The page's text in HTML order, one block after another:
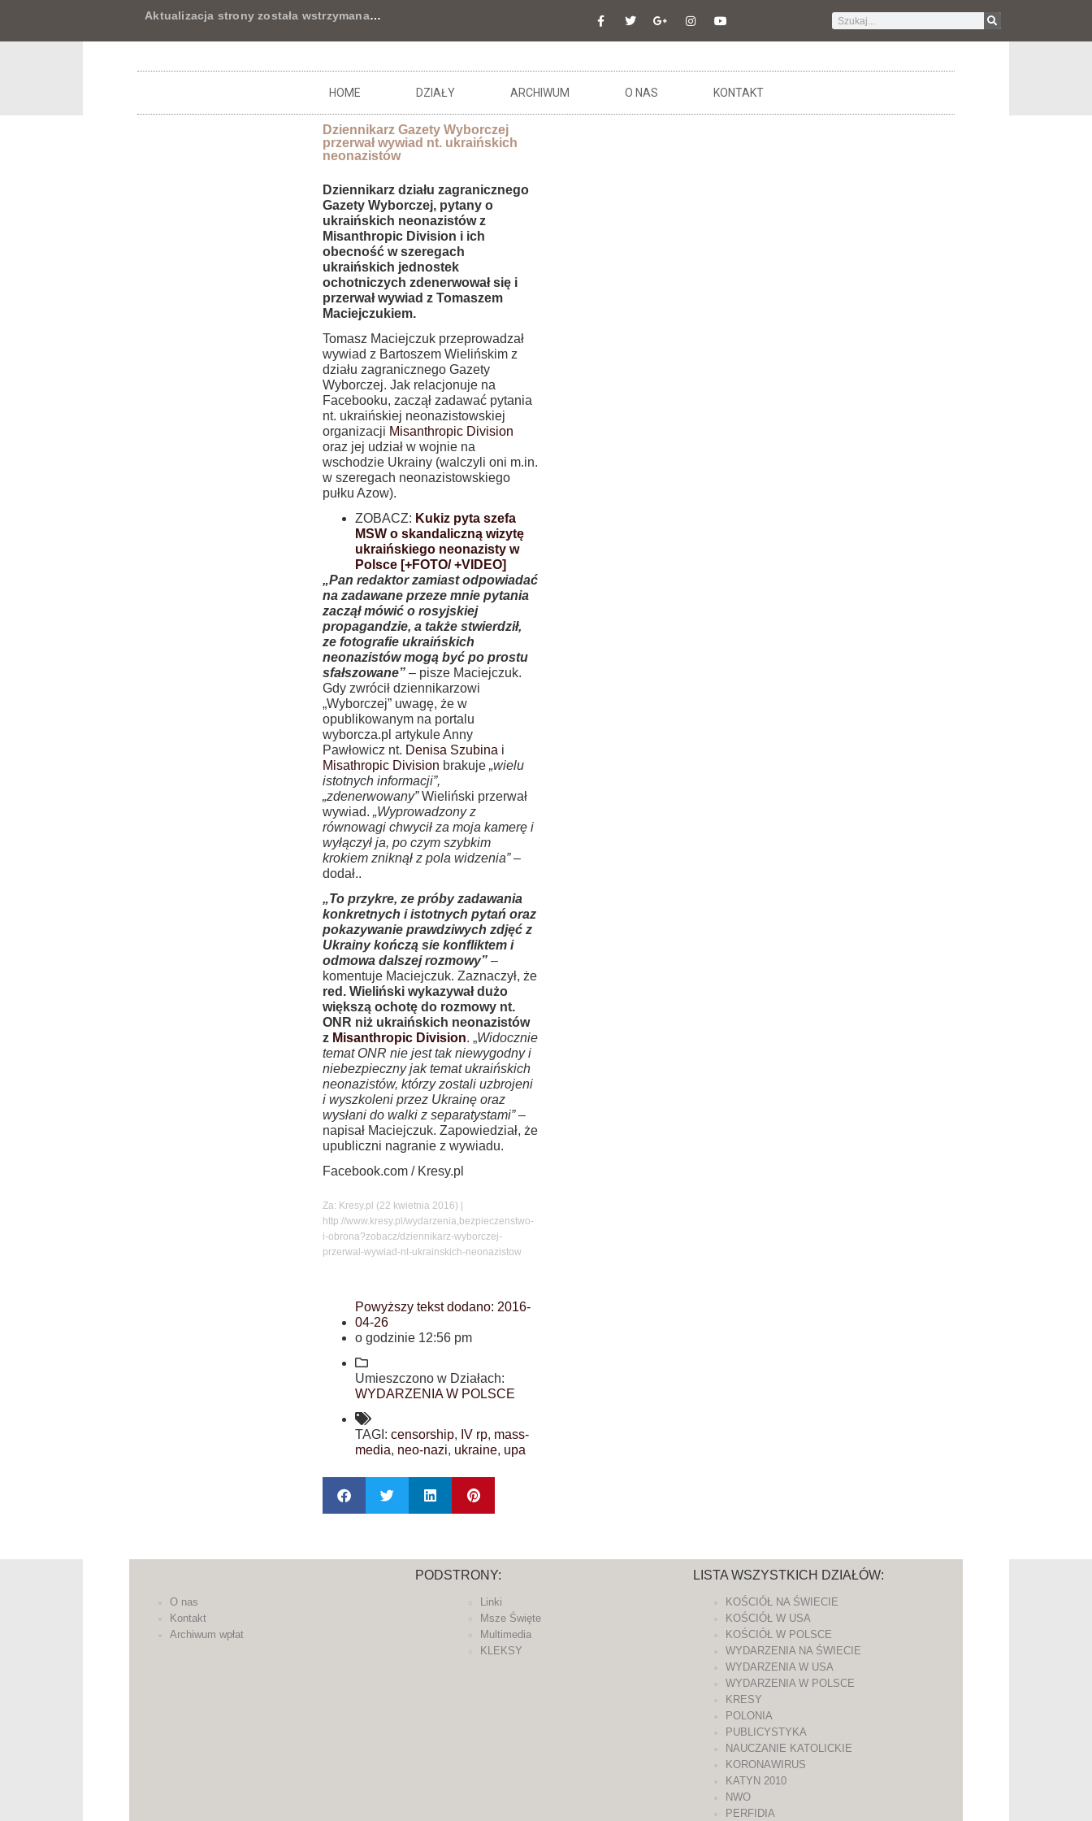
Aktualizacja strony została wstrzymana…
HOME DZIAŁY ARCHIWUM O NAS KONTAKT
Dziennikarz Gazety Wyborczej
przerwał wywiad nt. ukraińskich
neonazistów
Dziennikarz działu zagranicznego
Gazety Wyborczej, pytany o
ukraińskich neonazistów z
Misanthropic Division i ich
obecność w szeregach
ukraińskich jednostek
ochotniczych zdenerwował się i
przerwał wywiad z Tomaszem
Maciejczukiem.
Tomasz Maciejczuk przeprowadzał
wywiad z Bartoszem Wielińskim z
działu zagranicznego Gazety
Wyborczej. Jak relacjonuje na
Facebooku, zaczął zadawać pytania
nt. ukraińskiej neonazistowskiej
organizacji Misanthropic Division
oraz jej udział w wojnie na
wschodzie Ukrainy (walczyli oni m.in.
w szeregach neonazistowskiego
pułku Azow).
ZOBACZ: Kukiz pyta szefa
MSW o skandaliczną wizytę
ukraińskiego neonazisty w
Polsce [+FOTO/ +VIDEO]
„Pan redaktor zamiast odpowiadać
na zadawane przeze mnie pytania
zaczął mówić o rosyjskiej
propagandzie, a także stwierdził,
ze fotografie ukraińskich
neonazistów mogą być po prostu
sfałszowane” – pisze Maciejczuk.
Gdy zwrócił dziennikarzowi
„Wyborczej” uwagę, że w
opublikowanym na portalu
wyborcza.pl artykule Anny
Pawłowicz nt. Denisa Szubina i
Misathropic Division brakuje „wielu
istotnych informacji”,
„zdenerwowany”Wieliński przerwał
wywiad. „Wyprowadzony z
równowagi chwycił za moja kamerę i
wyłączył ja, po czym szybkim
krokiem zniknął z pola widzenia”–
dodał..
„To przykre, ze próby zadawania
konkretnych i istotnych pytań oraz
pokazywanie prawdziwych zdjęć z
Ukrainy kończą sie konfliktem i
odmowa dalszej rozmowy” –
komentuje Maciejczuk. Zaznaczył, że
red. Wieliński wykazywał dużo
większą ochotę do rozmowy nt.
ONR niż ukraińskich neonazistów
z Misanthropic Division. „Widocznie
temat ONR nie jest tak niewygodny i
niebezpieczny jak temat ukraińskich
neonazistów, którzy zostali uzbrojeni
i wyszkoleni przez Ukrainę oraz
wysłani do walki z separatystami”–
napisał Maciejczuk. Zapowiedział, że
upubliczni nagranie z wywiadu.
Facebook.com / Kresy.pl
Za: Kresy.pl (22 kwietnia 2016) |
http://www.kresy.pl/wydarzenia,bezpieczenstwo-
i-obrona?zobacz/dziennikarz-wyborczej-
przerwal-wywiad-nt-ukrainskich-neonazistow
Powyższy tekst dodano: 2016-
04-26
o godzinie 12:56 pm
Umieszczono w Działach:
WYDARZENIA W POLSCE
TAGI: censorship, IV rp, mass-
media, neo-nazi, ukraine, upa
O nas
Kontakt
Archiwum wpłat
PODSTRONY:
Linki
Msze Święte
Multimedia
KLEKSY
LISTA WSZYSTKICH DZIAŁÓW:
KOŚCIÓŁ NA ŚWIECIE
KOŚCIÓŁ W USA
KOŚCIÓŁ W POLSCE
WYDARZENIA NA ŚWIECIE
WYDARZENIA W USA
WYDARZENIA W POLSCE
KRESY
POLONIA
PUBLICYSTYKA
NAUCZANIE KATOLICKIE
KORONAWIRUS
KATYN 2010
NWO
PERFIDIA